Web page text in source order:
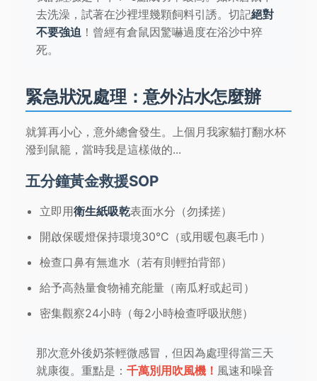
去洗澡，試著在沙裡埋幾顆飼料引誘。切記絕對
不要強迫 ！曾經有倉鼠因驚嚇過度在浴沙中猝
死。
緊急狀況處理：意外沾水怎麼辦
就算再小心，意外總會發生。上個月我家貓打翻水杯
潑到鼠籠，當時我是這樣做的...
五分鐘黃金救援SOP
立即用衛生紙吸乾表面水分（勿揉搓）
開啟保暖燈保持環境30°C（或用暖包裹毛巾）
檢查口鼻有無進水（若有則輕拍背部）
給予高熱量食物補充能量（南瓜籽或起司）
密集觀察24小時（每2小時檢查呼吸狀態）
那次意外後奶茶輕微感冒，但因為處理得當三天
就康復。重點是： 千萬別用吹風機！ 風速和噪音